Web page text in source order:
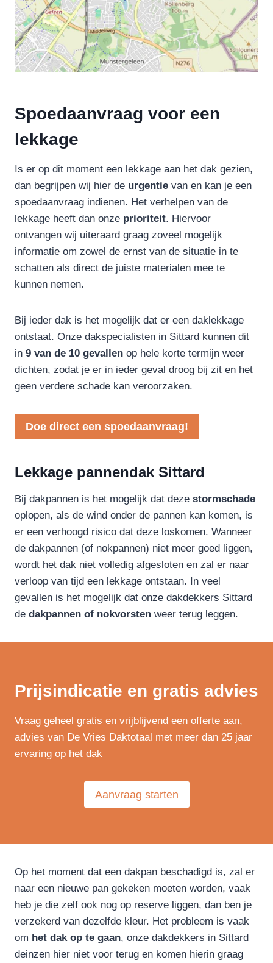
Spoedaanvraag voor een
lekkage
Is er op dit moment een lekkage aan het dak gezien,
dan begrijpen wij hier de urgentie van en kan je een
spoedaanvraag indienen. Het verhelpen van de
lekkage heeft dan onze prioriteit. Hiervoor
ontvangen wij uiteraard graag zoveel mogelijk
informatie om zowel de ernst van de situatie in te
schatten als direct de juiste materialen mee te
kunnen nemen.
Bij ieder dak is het mogelijk dat er een daklekkage
ontstaat. Onze dakspecialisten in Sittard kunnen dit
in 9 van de 10 gevallen op hele korte termijn weer
dichten, zodat je er in ieder geval droog bij zit en het
geen verdere schade kan veroorzaken.
Doe direct een spoedaanvraag!
Lekkage pannendak Sittard
Bij dakpannen is het mogelijk dat deze stormschade
oplopen, als de wind onder de pannen kan komen, is
er een verhoogd risico dat deze loskomen. Wanneer
de dakpannen (of nokpannen) niet meer goed liggen,
wordt het dak niet volledig afgesloten en zal er naar
verloop van tijd een lekkage ontstaan. In veel
gevallen is het mogelijk dat onze dakdekkers Sittard
de dakpannen of nokvorsten weer terug leggen.
Prijsindicatie en gratis advies
Vraag geheel gratis en vrijblijvend een offerte aan,
advies van De Vries Daktotaal met meer dan 25 jaar
ervaring op het dak
Aanvraag starten
Op het moment dat een dakpan beschadigd is, zal er
naar een nieuwe pan gekeken moeten worden, vaak
heb je die zelf ook nog op reserve liggen, dan ben je
verzekerd van dezelfde kleur. Het probleem is vaak
om het dak op te gaan, onze dakdekkers in Sittard
deinzen hier niet voor terug en komen hierin graag